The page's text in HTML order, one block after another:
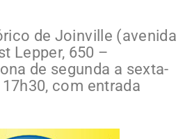
de Joinville (avenida
Lepper, 650 –
de segunda a sexta-
com entrada